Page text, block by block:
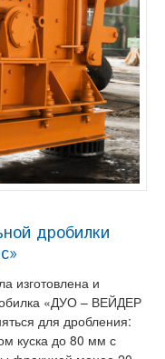
дробилки
изготовлена и
«ДУО – ВЕЙДЕР
для дробления:
куска до 80 мм с